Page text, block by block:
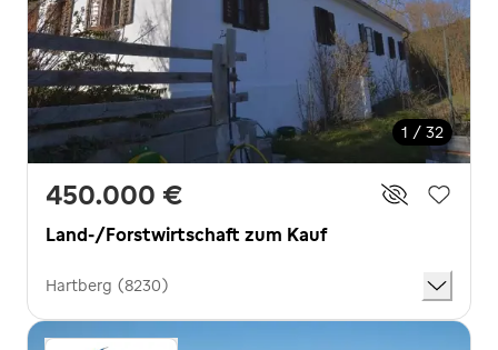
1 / 32
450.000 €
Land-/Forstwirtschaft zum Kauf
Hartberg (8230)